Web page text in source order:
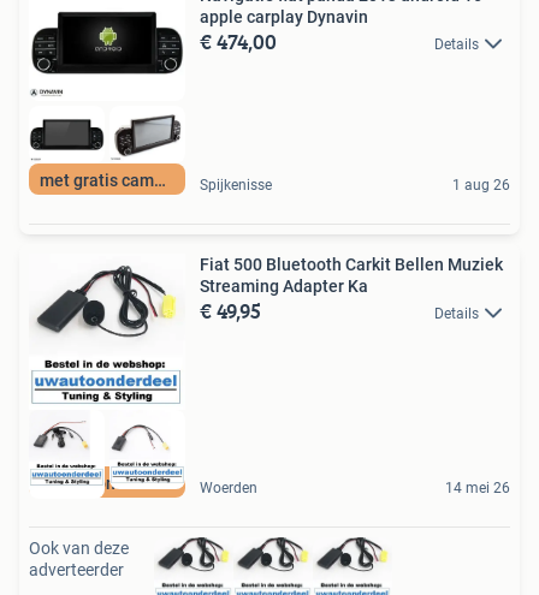
met gratis camera
apple carplay Dynavin
€ 474,00 Details
Spijkenisse 1 aug 26
uwautoonderdeel nl
Fiat 500 Bluetooth Carkit Bellen Muziek
Streaming Adapter Ka
€ 49,95 Details
Woerden 14 mei 26
Ook van deze
adverteerder